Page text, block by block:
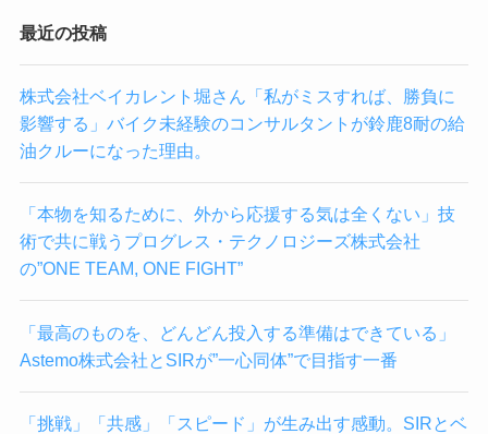
最近の投稿
株式会社ベイカレント堀さん「私がミスすれば、勝負に
影響する」バイク未経験のコンサルタントが鈴鹿8耐の給
油クルーになった理由。
「本物を知るために、外から応援する気は全くない」技
術で共に戦うプログレス・テクノロジーズ株式会社
の”ONE TEAM, ONE FIGHT”
「最高のものを、どんどん投入する準備はできている」
Astemo株式会社とSIRが”一心同体”で目指す一番
「挑戦」「共感」「スピード」が生み出す感動。SIRとベ